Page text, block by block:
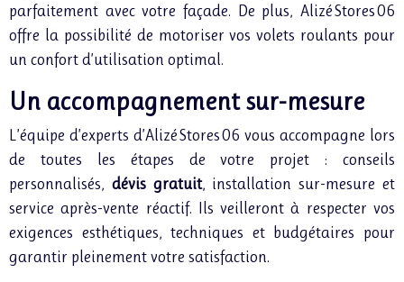
parfaitement avec votre façade. De plus, Alizé Stores 06
offre la possibilité de motoriser vos volets roulants pour
un confort d’utilisation optimal.
Un accompagnement sur-mesure
L’équipe d’experts d’Alizé Stores 06 vous accompagne lors
de toutes les étapes de votre projet : conseils
personnalisés, dévis gratuit, installation sur-mesure et
service après-vente réactif. Ils veilleront à respecter vos
exigences esthétiques, techniques et budgétaires pour
garantir pleinement votre satisfaction.